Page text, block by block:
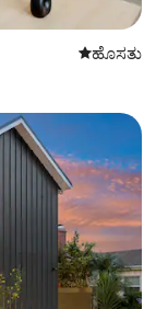
ವಾಸ್ತವ್ಯ
ಹೊಸತು